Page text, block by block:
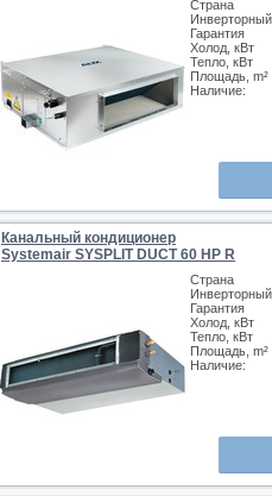
Страна
Инверторный
Гарантия
Холод, кВт
Тепло, кВт
Площадь, m²
Наличие:
Канальный кондиционер
Systemair SYSPLIT DUCT 60 HP R
Страна
Инверторный
Гарантия
Холод, кВт
Тепло, кВт
Площадь, m²
Наличие: